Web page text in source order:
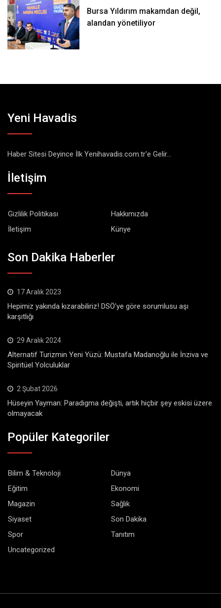
Bursa Yıldırım makamdan değil,
alandan yönetiliyor
Yeni Havadis
Haber Sitesi Deyince İlk Yenihavadis.com.tr'e Gelir...
İletişim
Gizlilik Politikası
Hakkımızda
İletişim
Künye
Son Dakika Haberler
17 Aralık 2023
Hepimiz yakında kızarabiliriz! DSÖ’ye göre sorumlusu aşı
karşıtlığı
29 Aralık 2024
Alternatif Turizmin Yeni Yüzü: Mustafa Madanoğlu ile İnziva ve
Spiritüel Yolculuklar
2 Şubat 2026
Hüseyin Yayman: Paradigma değişti, artık hiçbir şey eskisi üzere
olmayacak
Popüler Kategoriler
Bilim & Teknoloji
Dünya
Eğitim
Ekonomi
Magazin
Sağlık
Siyaset
Son Dakika
Spor
Tanıtım
Uncategorized